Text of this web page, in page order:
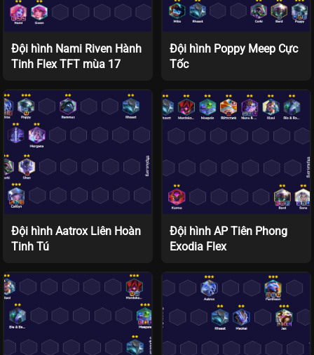
Đội hình Nami Riven Hành
Tinh Flex TFT mùa 17
Đội hình Poppy Meep Cực
Tốc
Đội hình Aatrox Liên Hoàn
Tinh Tú
Đội hình AP Tiên Phong
Exodia Flex